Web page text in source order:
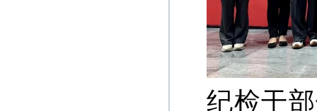
纪检干